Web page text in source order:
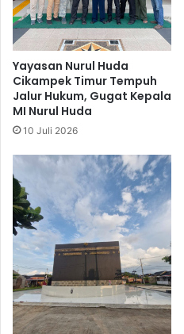
Yayasan Nurul Huda
Cikampek Timur Tempuh
Jalur Hukum, Gugat Kepala
MI Nurul Huda
10 Juli 2026